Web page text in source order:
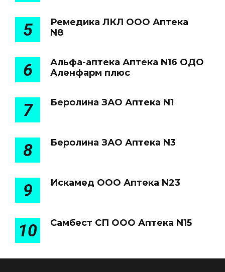
5
Ремедика ЛКЛ ООО Аптека
N8
6
Альфа-аптека Аптека N16 ОДО
Аленфарм плюс
7 Беролина ЗАО Аптека N1
8 Беролина ЗАО Аптека N3
9 Искамед ООО Аптека N23
10 Самбест СП ООО Аптека N15